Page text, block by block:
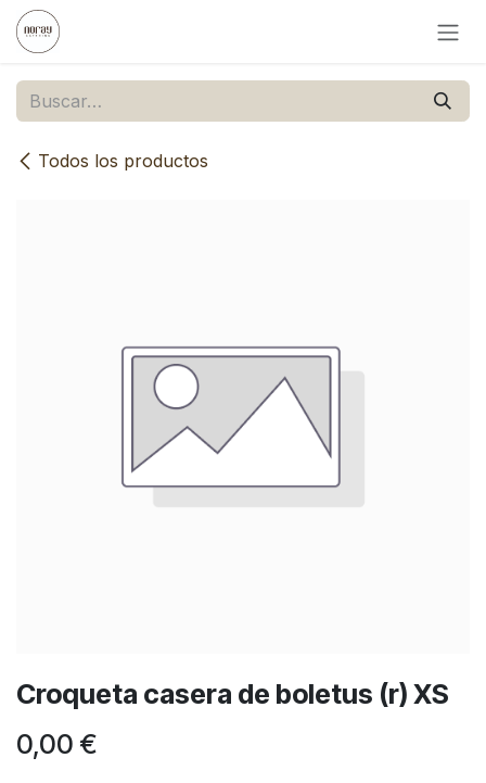
Ir al contenido
Todos los productos
Croqueta casera de boletus (r) XS
0,00 €